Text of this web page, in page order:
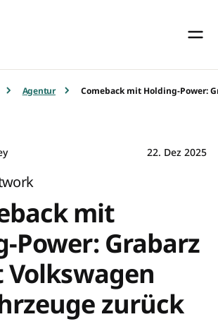
Agentur Comeback mit Holding-Power:
22. Dez 2025
mit
Power: Grabarz
zurück